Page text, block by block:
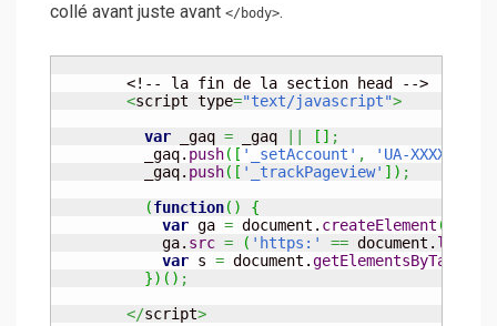
collé avant juste avant </body>.
<script type="text/javascript">
var _gaq = _gaq [ ] ;
	  _gaq.
push( [ '_setAccount' , 'UA-XXXXX-X'
	  _gaq.
push( [ '_trackPageview' ] ) ;
(function( )
{
var ga = document. createElement (
	    ga.
src = ( 'https:' == document.
var s = document.getElementsByTagName
}) ( ) ;
</script>